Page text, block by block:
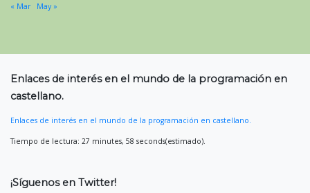
« Mar May »
Enlaces de interés en el mundo de la programación en
castellano.
Enlaces de interés en el mundo de la programación en castellano.
Tiempo de lectura: 27 minutes, 58 seconds(estimado).
¡Síguenos en Twitter!